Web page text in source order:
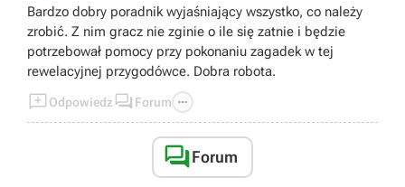
Bardzo dobry poradnik wyjaśniający wszystko, co należy
zrobić. Z nim gracz nie zginie o ile się zatnie i będzie
potrzebował pomocy przy pokonaniu zagadek w tej
rewelacyjnej przygodówce. Dobra robota.
Odpowiedz  Forum 
Forum